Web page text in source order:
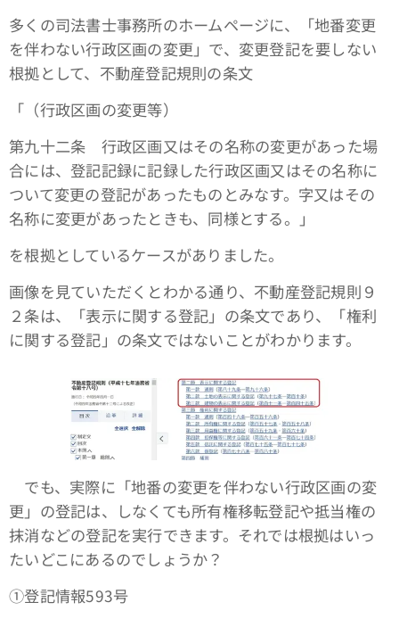
多くの司法書士事務所のホームページに、「地番変更
を伴わない行政区画の変更」で、変更登記を要しない
根拠として、不動産登記規則の条文
「（行政区画の変更等）
第九十二条 行政区画又はその名称の変更があった場
合には、登記記録に記録した行政区画又はその名称に
ついて変更の登記があったものとみなす。字又はその
名称に変更があったときも、同様とする。」
を根拠としているケースがありました。
画像を見ていただくとわかる通り、不動産登記規則９
２条は、「表示に関する登記」の条文であり、「権利
に関する登記」の条文ではないことがわかります。
でも、実際に「地番の変更を伴わない行政区画の変
更」の登記は、しなくても所有権移転登記や抵当権の
抹消などの登記を実行できます。それでは根拠はいっ
たいどこにあるのでしょうか？
①登記情報593号